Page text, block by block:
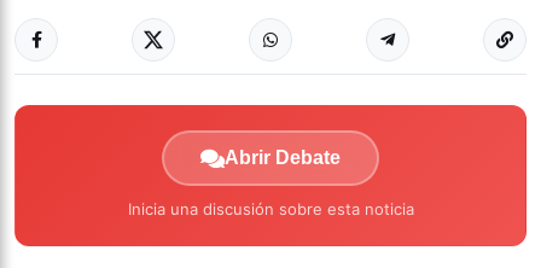
Abrir Debate
Inicia una discusión sobre esta noticia